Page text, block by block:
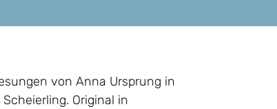
von Anna Ursprung in
Original in